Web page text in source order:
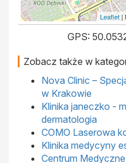
Leaflet|
GPS:
Zobacz także w
Nova Clinic –
w Krakowie
Klinika janeczko -
dermatologia
COMO Laserowa
Klinika medycyny
Centrum